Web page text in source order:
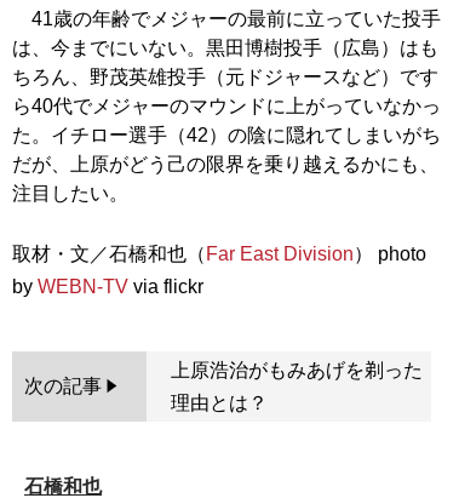
41歳の年齢でメジャーの最前に立っていた投手
は、今までにいない。黒田博樹投手（広島）はも
ちろん、野茂英雄投手（元ドジャースなど）です
ら40代でメジャーのマウンドに上がっていなかっ
た。イチロー選手（42）の陰に隠れてしまいがち
だが、上原がどう己の限界を乗り越えるかにも、
注目したい。
取材・文／石橋和也（ Far East Division） photo
by WEBN-TV
次の記事
上原浩治がもみあげを剃った
理由とは？
石橋和也